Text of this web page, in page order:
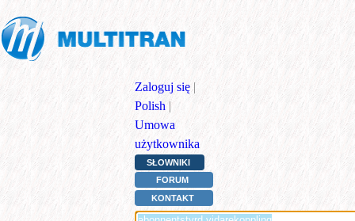
Zaloguj się |
Polish |
Umowa
użytkownika
SŁOWNIKI
FORUM
KONTAKT